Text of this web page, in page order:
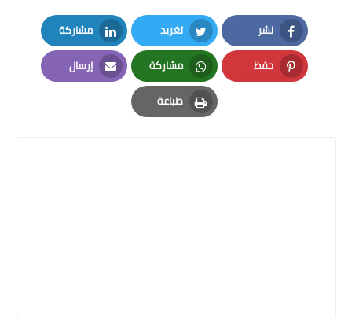
نشر
Facebook
تغريد
Twitter
مشاركة
LinkedIn
حفظ
Pinterest
مشاركة
Whatsapp
إرسال
Email
طباعة
Print